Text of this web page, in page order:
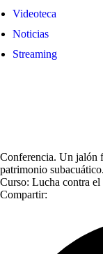
Videoteca
Noticias
Streaming
Conferencia. Un jalón
patrimonio
Curso: Lucha contra
Compartir: